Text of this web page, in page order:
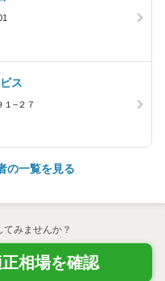
ス
１−２７
の一覧を見る
てみませんか？
相場を確認